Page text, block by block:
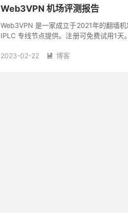
Web3VPN 机场评测报告
Web3VPN 是一家成立于2021年的翻墙
IPLC 专线节点提供。注册可免费试用1
2023-02-22  博客